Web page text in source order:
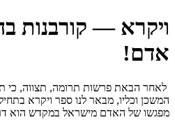
ויקרא — קורבנות
אדם!
לאחר הבאת פרשות תרומה, תצווה, כי
המשכן וכליו, מבאר לנו ספר ויקרא
מפגשו של האדם מישראל במקדש הוא